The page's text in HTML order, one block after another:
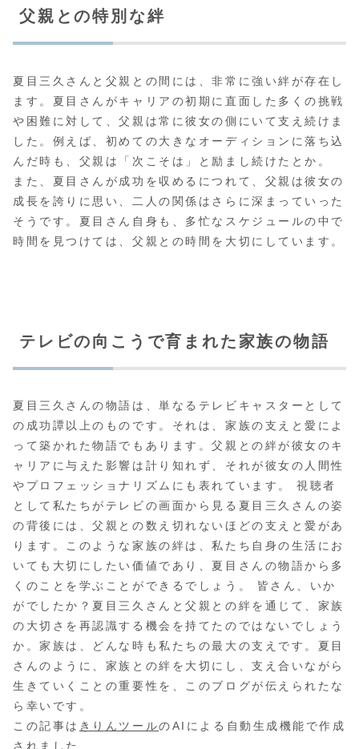
父親との特別な絆
夏目三久さんと父親との間には、非常に強い絆が存在し
ます。夏目さんがキャリアの初期に直面した多くの挑戦
や困難に対して、父親は常に彼女の側にいて支え続けま
した。例えば、初めての大きなオーディションに落ち込
んだ時も、父親は「次こそは」と励まし続けたとか。
また、夏目さんが成功を収めるにつれて、父親は彼女の
成長を誇りに思い、二人の関係はさらに深まっていった
そうです。夏目さん自身も、多忙なスケジュールの中で
時間を見つけては、父親との時間を大切にしています。
テレビの向こうで育まれた家族の物語
夏目三久さんの物語は、単なるテレビキャスターとして
の成功譚以上のものです。それは、家族の支えと愛によ
って築かれた物語でもあります。父親との絆が彼女のキ
ャリアに与えた影響は計り知れず、それが彼女の人間性
やプロフェッショナリズムにも表れています。 視聴者
として私たちがテレビの画面から見る夏目三久さんの姿
の背後には、父親との数え切れないほどの支えと愛があ
ります。このような家族の絆は、私たち自身の生活にお
いても大切にしたい価値であり、夏目さんの物語から多
くのことを学ぶことができるでしょう。 皆さん、いか
がでしたか？夏目三久さんと父親との絆を通じて、家族
の大切さを再認識する機会を持てたのではないでしょう
か。家族は、どんな時も私たちの最大の支えです。夏目
さんのように、家族との絆を大切にし、支え合いながら
生きていくことの重要性を、このブログが伝えられたな
ら幸いです。
この記事は きりんツールのAIによる自動生成機能で作成
されました